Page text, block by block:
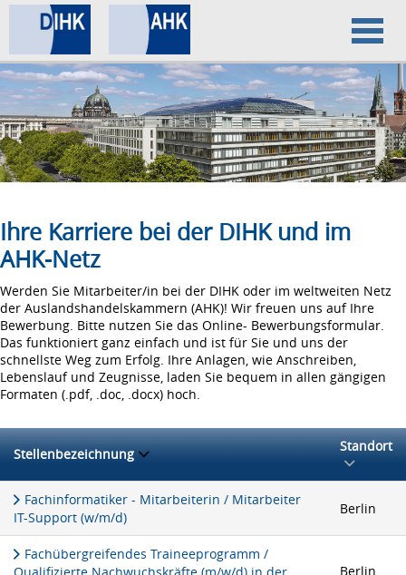
Home
Datenschutz
Impressum
Ihre Karriere bei der DIHK und im
AHK-Netz
Werden Sie Mitarbeiter/in bei der DIHK oder im weltweiten Netz
der Auslandshandelskammern (AHK)! Wir freuen uns auf Ihre
Bewerbung. Bitte nutzen Sie das Online- Bewerbungsformular.
Das funktioniert ganz einfach und ist für Sie und uns der
schnellste Weg zum Erfolg. Ihre Anlagen, wie Anschreiben,
Lebenslauf und Zeugnisse, laden Sie bequem in allen gängigen
Formaten (.pdf, .doc, .docx) hoch.
Stellenbezeichnung Standort
Fachinformatiker - Mitarbeiterin / Mitarbeiter
IT-Support (w/m/d)
Berlin
Fachübergreifendes Traineeprogramm /
Berlin